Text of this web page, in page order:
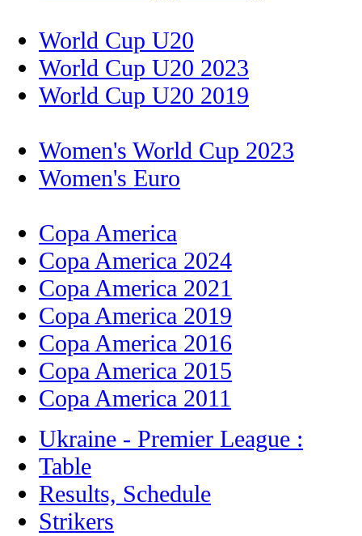
World Cup U20
World Cup U20 2023
World Cup U20 2019
Women's World Cup 2023
Women's Euro
Copa America
Copa America 2024
Copa America 2021
Copa America 2019
Copa America 2016
Copa America 2015
Copa America 2011
Ukraine - Premier League :
Table
Results, Schedule
Strikers